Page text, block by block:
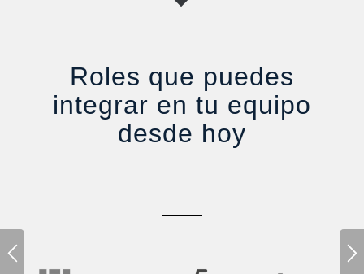
Roles que puedes
integrar en tu equipo
desde hoy